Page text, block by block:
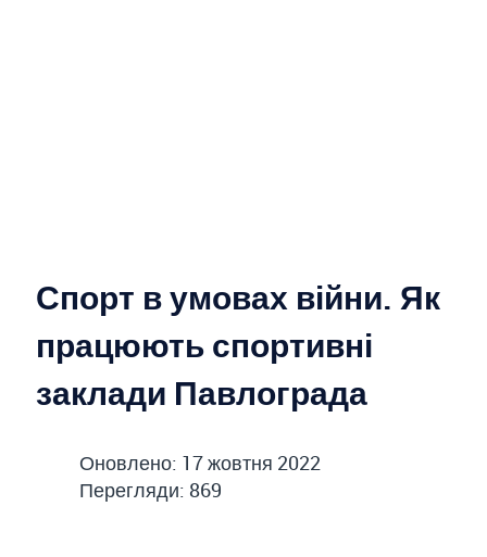
Спорт в умовах війни. Як
працюють спортивні
заклади Павлограда
Оновлено: 17 жовтня 2022
Перегляди: 869